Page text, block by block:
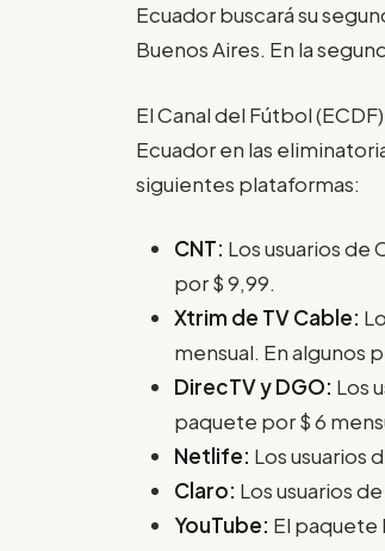
Ecuador buscará su
Buenos Aires. En la
El Canal del Fútbol
Ecuador en las
siguientes plataformas:
CNT: Los usuarios de
por $ 9,99.
Xtrim de TV Cable:
mensual. En algunos
DirecTV y DGO: Los
paquete por $ 6
Netlife: Los usuarios
Claro: Los usuarios
YouTube: El paquete